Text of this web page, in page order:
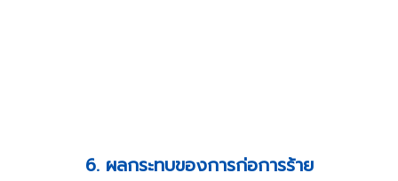
6. ผลกระทบของการก่อการร้าย